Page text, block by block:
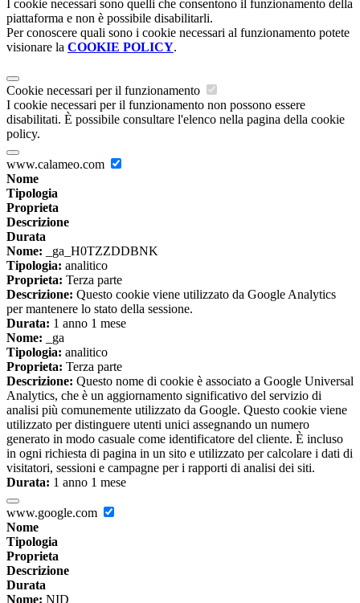
I cookie necessari sono quelli che consentono il funzionamento della
piattaforma e non è possibile disabilitarli.
Per conoscere quali sono i cookie necessari al funzionamento potete
visionare la COOKIE POLICY.
Cookie necessari per il funzionamento
I cookie necessari per il funzionamento non possono essere
disabilitati. È possibile consultare l'elenco nella pagina della cookie
policy.
www.calameo.com
Nome
Tipologia
Proprieta
Descrizione
Durata
Nome: _ga_H0TZZDDBNK
Tipologia: analitico
Proprieta: Terza parte
Descrizione: Questo cookie viene utilizzato da Google Analytics
per mantenere lo stato della sessione.
Durata: 1 anno 1 mese
Nome: _ga
Tipologia: analitico
Proprieta: Terza parte
Descrizione: Questo nome di cookie è associato a Google Universal
Analytics, che è un aggiornamento significativo del servizio di
analisi più comunemente utilizzato da Google. Questo cookie viene
utilizzato per distinguere utenti unici assegnando un numero
generato in modo casuale come identificatore del cliente. È incluso
in ogni richiesta di pagina in un sito e utilizzato per calcolare i dati di
visitatori, sessioni e campagne per i rapporti di analisi dei siti.
Durata: 1 anno 1 mese
www.google.com
Nome
Tipologia
Proprieta
Descrizione
Durata
Nome: NID